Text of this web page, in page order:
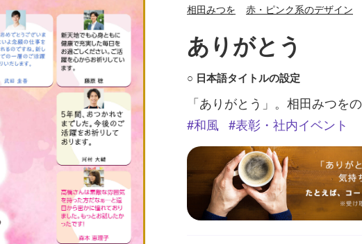
相田みつを 赤・ピンク系のデザイン
ありがとう
○ 日本語タイトルの設定
「ありがとう」。相田みつを
和風
表彰・社内イベント